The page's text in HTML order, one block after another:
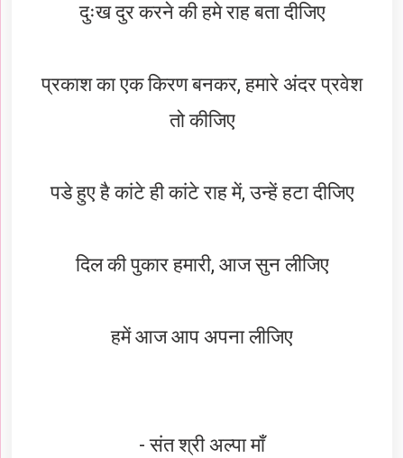
दुःख दुर करने की हमे राह बता दीजिए
प्रकाश का एक किरण बनकर, हमारे अंदर प्रवेश
तो कीजिए
पडे हुए है कांटे ही कांटे राह में, उन्हें हटा दीजिए
दिल की पुकार हमारी, आज सुन लीजिए
हमें आज आप अपना लीजिए
- संत श्री अल्पा माँ